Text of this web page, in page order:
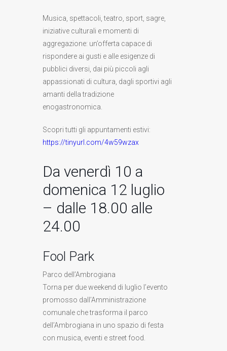
Musica, spettacoli, teatro, sport, sagre,
iniziative culturali e momenti di
aggregazione: un’offerta capace di
rispondere ai gusti e alle esigenze di
pubblici diversi, dai più piccoli agli
appassionati di cultura, dagli sportivi agli
amanti della tradizione
enogastronomica.
Scopri tutti gli appuntamenti estivi:
https://tinyurl.com/4w59wzax
Da venerdì 10 a
domenica 12 luglio
– dalle 18.00 alle
24.00
Fool Park
Parco dell’Ambrogiana
Torna per due weekend di luglio l’evento
promosso dall’Amministrazione
comunale che trasforma il parco
dell’Ambrogiana in uno spazio di festa
con musica, eventi e street food.